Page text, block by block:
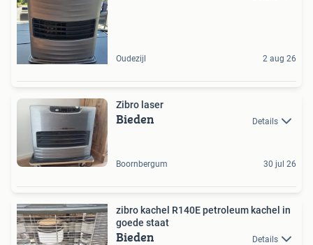
Oudezijl 2 aug 26
Zibro laser
Bieden Details
Boornbergum 30 jul 26
zibro kachel R140E petroleum kachel in
goede staat
Bieden Details